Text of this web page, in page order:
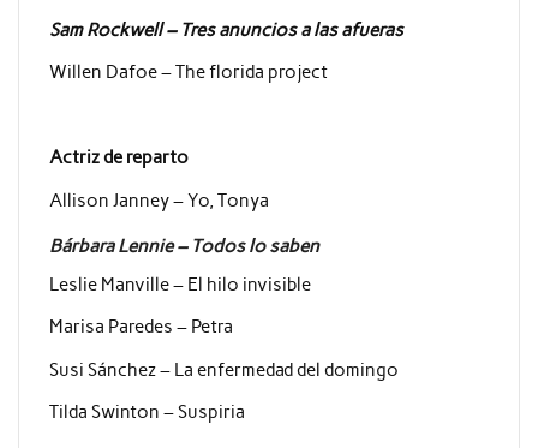
Sam Rockwell – Tres anuncios a las afueras
Willen Dafoe – The florida project
Actriz de reparto
Allison Janney – Yo, Tonya
Bárbara Lennie – Todos lo saben
Leslie Manville – El hilo invisible
Marisa Paredes – Petra
Susi Sánchez – La enfermedad del domingo
Tilda Swinton – Suspiria